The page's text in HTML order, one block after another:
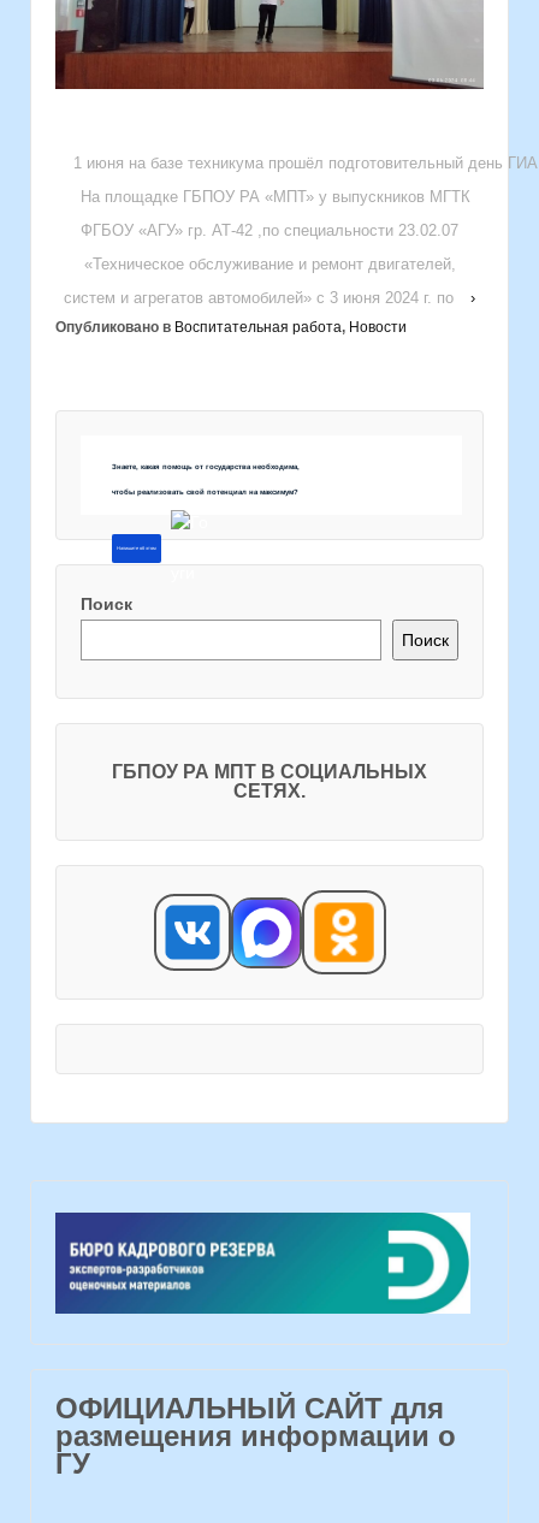
1 июня на базе техникума прошёл подготовительный день
На площадке ГБПОУ РА «МПТ» у выпускников МГТК
ФГБОУ «АГУ» гр. АТ-42 ,по специальности 23.02.07
«Техническое обслуживание и ремонт двигателей,
систем и агрегатов автомобилей» c 3 июня 2024 г. по
›
Опубликовано в Воспитательная работа, Новости
Знаете, какая помощь от государства необходима,
чтобы реализовать свой потенциал на максимум?
Напишите об этом
Поиск
Поиск
ГБПОУ РА МПТ В СОЦИАЛЬНЫХ
СЕТЯХ.
ОФИЦИАЛЬНЫЙ САЙТ для
размещения информации о
ГУ